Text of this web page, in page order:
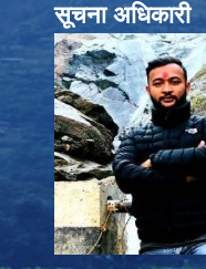
सूचना अधिकारी